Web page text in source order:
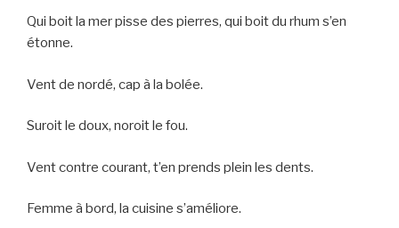
Qui boit la mer pisse des pierres, qui boit du rhum s’en
étonne.
Vent de nordé, cap à la bolée.
Suroit le doux, noroit le fou.
Vent contre courant, t’en prends plein les dents.
Femme à bord, la cuisine s’améliore.